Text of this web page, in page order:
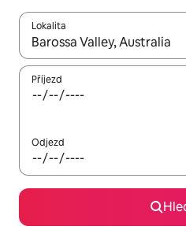
Lokalita
Až budou výsledky k
Příjezd
Odjezd